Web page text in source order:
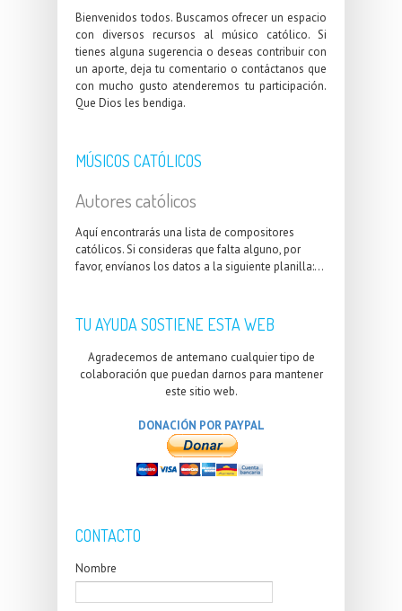
Bienvenidos todos. Buscamos ofrecer un espacio
con diversos recursos al músico católico. Si
tienes alguna sugerencia o deseas contribuir con
un aporte, deja tu comentario o contáctanos que
con mucho gusto atenderemos tu participación.
Que Dios les bendiga.
MÚSICOS CATÓLICOS
Autores católicos
Aquí encontrarás una lista de compositores
católicos. Si consideras que falta alguno, por
favor, envíanos los datos a la siguiente planilla:...
TU AYUDA SOSTIENE ESTA WEB
Agradecemos de antemano cualquier tipo de
colaboración que puedan darnos para mantener
este sitio web.
DONACIÓN POR PAYPAL
CONTACTO
Nombre